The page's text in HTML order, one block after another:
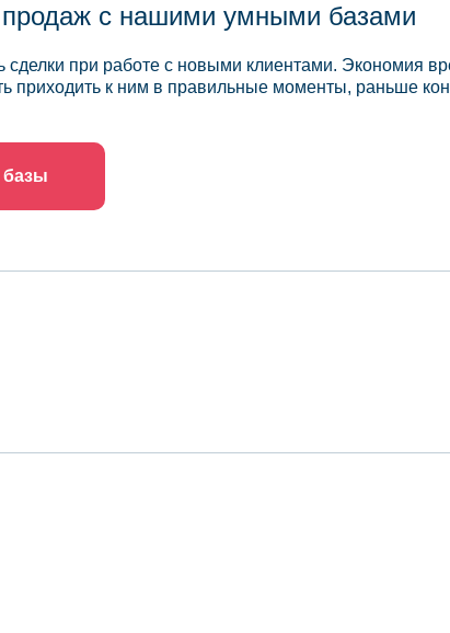
продаж с нашими умными базами
сделки при работе с новыми клиентами. Экономия
приходить к ним в правильные моменты, раньше
базы